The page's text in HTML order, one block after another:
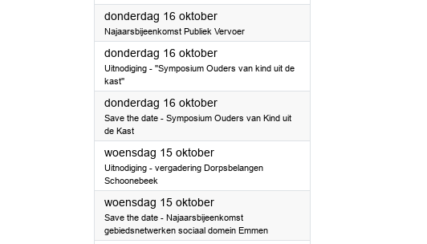
donderdag 16 oktober2025
Najaarsbijeenkomst Publiek Vervoer
donderdag 16 oktober2025
Uitnodiging - ''Symposium Ouders van kind uit de
kast''
donderdag 16 oktober2025
Save the date - Symposium Ouders van Kind uit
de Kast
woensdag 15 oktober2025
Uitnodiging - vergadering Dorpsbelangen
Schoonebeek
woensdag 15 oktober2025
Save the date - Najaarsbijeenkomst
gebiedsnetwerken sociaal domein Emmen